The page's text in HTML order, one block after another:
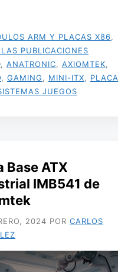
ARM Y PLACAS X86
PUBLICACIONES
, ANATRONIC AXIOMTEK
GAMING MINI-ITX
PLACA
JUEGOS
Base ATX
IMB541 de
2024 POR CARLOS